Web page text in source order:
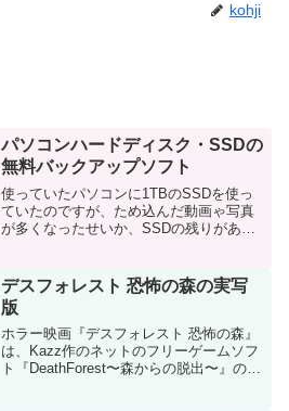
kohji
パソコンハードディスク・SSDの
無料バックアップソフト
使っていたパソコンに1TBのSSDを使っ
ていたのですが、ため込んだ動画ゃ写真
が多くなったせいか、SSDの残りがあと
プできる無料のソフトはいくつかありま
す。以下に代表的な...
デスフォレスト 恐怖の森の実写
版
ホラー映画『デスフォレスト 恐怖の森』
は、Kazz作のネットのフリーゲームソフ
ト『DeathForest〜森からの脱出〜』の実